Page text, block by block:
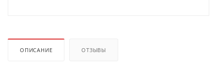
ОПИСАНИЕ ОТЗЫВЫ